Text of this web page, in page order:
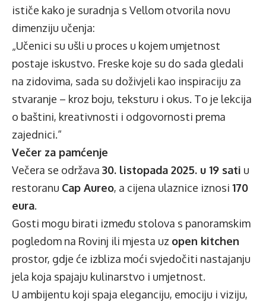
ističe kako je suradnja s Vellom otvorila novu
dimenziju učenja:
„Učenici su ušli u proces u kojem umjetnost
postaje iskustvo. Freske koje su do sada gledali
na zidovima, sada su doživjeli kao inspiraciju za
stvaranje – kroz boju, teksturu i okus. To je lekcija
o baštini, kreativnosti i odgovornosti prema
zajednici.“
Večer za pamćenje
Večera se održava 30. listopada 2025. u 19 sati u
restoranu Cap Aureo, a cijena ulaznice iznosi 170
eura.
Gosti mogu birati između stolova s panoramskim
pogledom na Rovinj ili mjesta uz open kitchen
prostor, gdje će izbliza moći svjedočiti nastajanju
jela koja spajaju kulinarstvo i umjetnost.
U ambijentu koji spaja eleganciju, emociju i viziju,